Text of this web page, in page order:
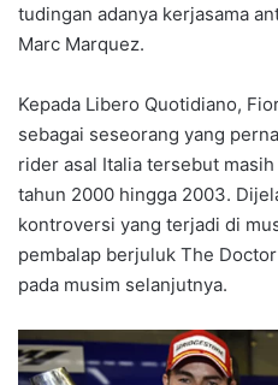
tudingan adanya kerjasama
Marc Marquez.
Kepada Libero Quotidiano,
sebagai seseorang yang
rider asal Italia tersebut
tahun 2000 hingga 2003.
kontroversi yang terjadi di
pembalap berjuluk The
pada musim selanjutnya.